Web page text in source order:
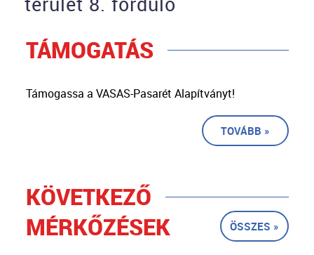
TÁMOGATÁS
Támogassa a VASAS-Pasarét Alapítványt!
TOVÁBB »
KÖVETKEZŐ
MÉRKŐZÉSEK
ÖSSZES »